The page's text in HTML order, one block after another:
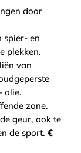
door
spier- en
plekken.
van
olie.
zone.
geur, ook te
de sport.€